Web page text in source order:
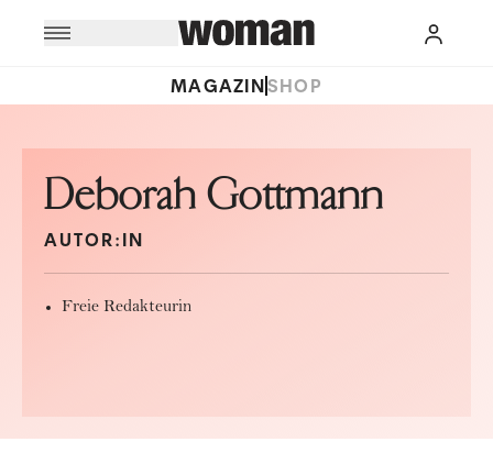
MAGAZINSHOP
Deborah Gottmann
AUTOR:IN
Freie Redakteurin